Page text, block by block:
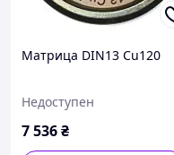
Матрица DIN13 Cu120
Недоступен
7 536₴